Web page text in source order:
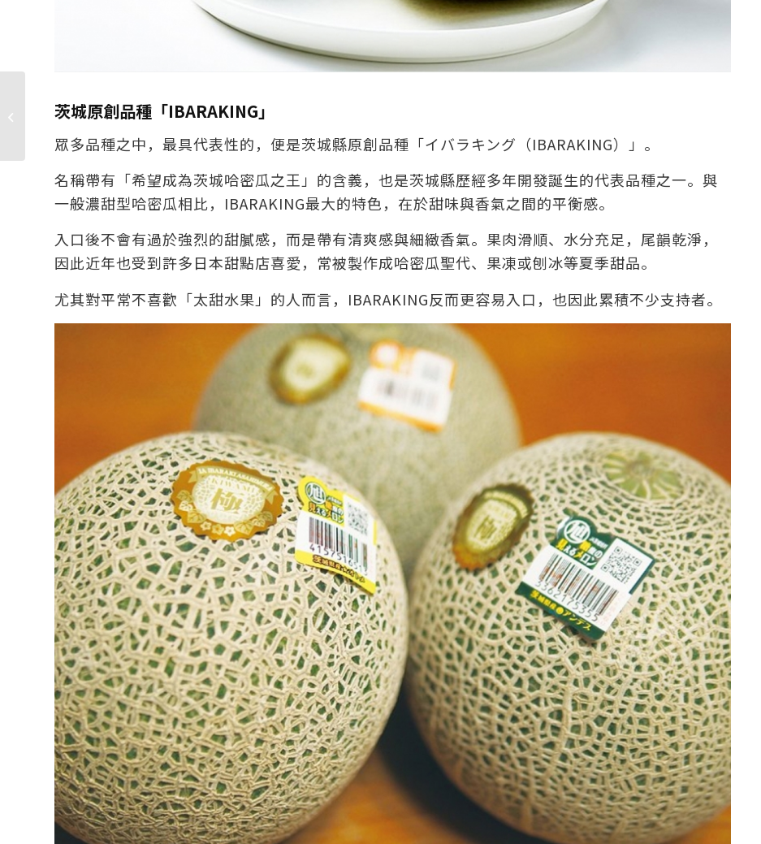
茨城原創品種「IBARAKING」
眾多品種之中，最具代表性的，便是茨城縣原創品種「イバラキング（IBARAKING）」。
名稱帶有「希望成為茨城哈密瓜之王」的含義，也是茨城縣歷經多年開發誕生的代表品種之一。與
一般濃甜型哈密瓜相比，IBARAKING最大的特色，在於甜味與香氣之間的平衡感。
入口後不會有過於強烈的甜膩感，而是帶有清爽感與細緻香氣。果肉滑順、水分充足，尾韻乾淨，
因此近年也受到許多日本甜點店喜愛，常被製作成哈密瓜聖代、果凍或刨冰等夏季甜品。
尤其對平常不喜歡「太甜水果」的人而言，IBARAKING反而更容易入口，也因此累積不少支持者。
茨城縣｜乘著嫁舟穿過
花海，潮來水鄉的初夏